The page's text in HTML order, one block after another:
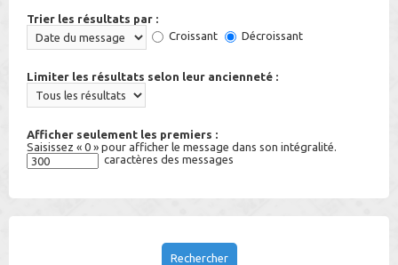
Trier les résultats par :
Croissant
Décroissant
Limiter les résultats selon leur ancienneté :
Afficher seulement les premiers :
Saisissez « 0 » pour afficher le message dans son intégralité.
caractères des messages